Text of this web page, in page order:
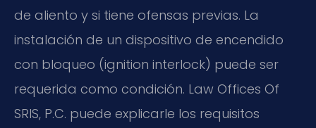
de aliento y si tiene ofensas previas. La
instalación de un dispositivo de encendido
con bloqueo (ignition interlock) puede ser
requerida como condición. Law Offices Of
SRIS, P.C. puede explicarle los requisitos